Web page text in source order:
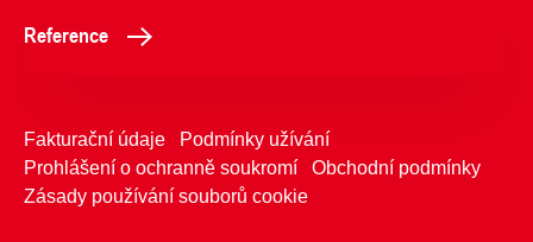
Reference
Fakturační údaje
Podmínky užívání
Prohlášení o ochranně soukromí
Obchodní podmínky
Zásady používání souborů cookie